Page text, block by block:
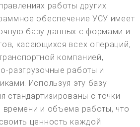
работы других
обеспечение УСУ имеет
базу данных с формами и
касающихся всех операций,
компанией,
разгрузочные работы и
Используя эту базу
стандартизированы с точки
времени и объема работы, что
ценность каждой